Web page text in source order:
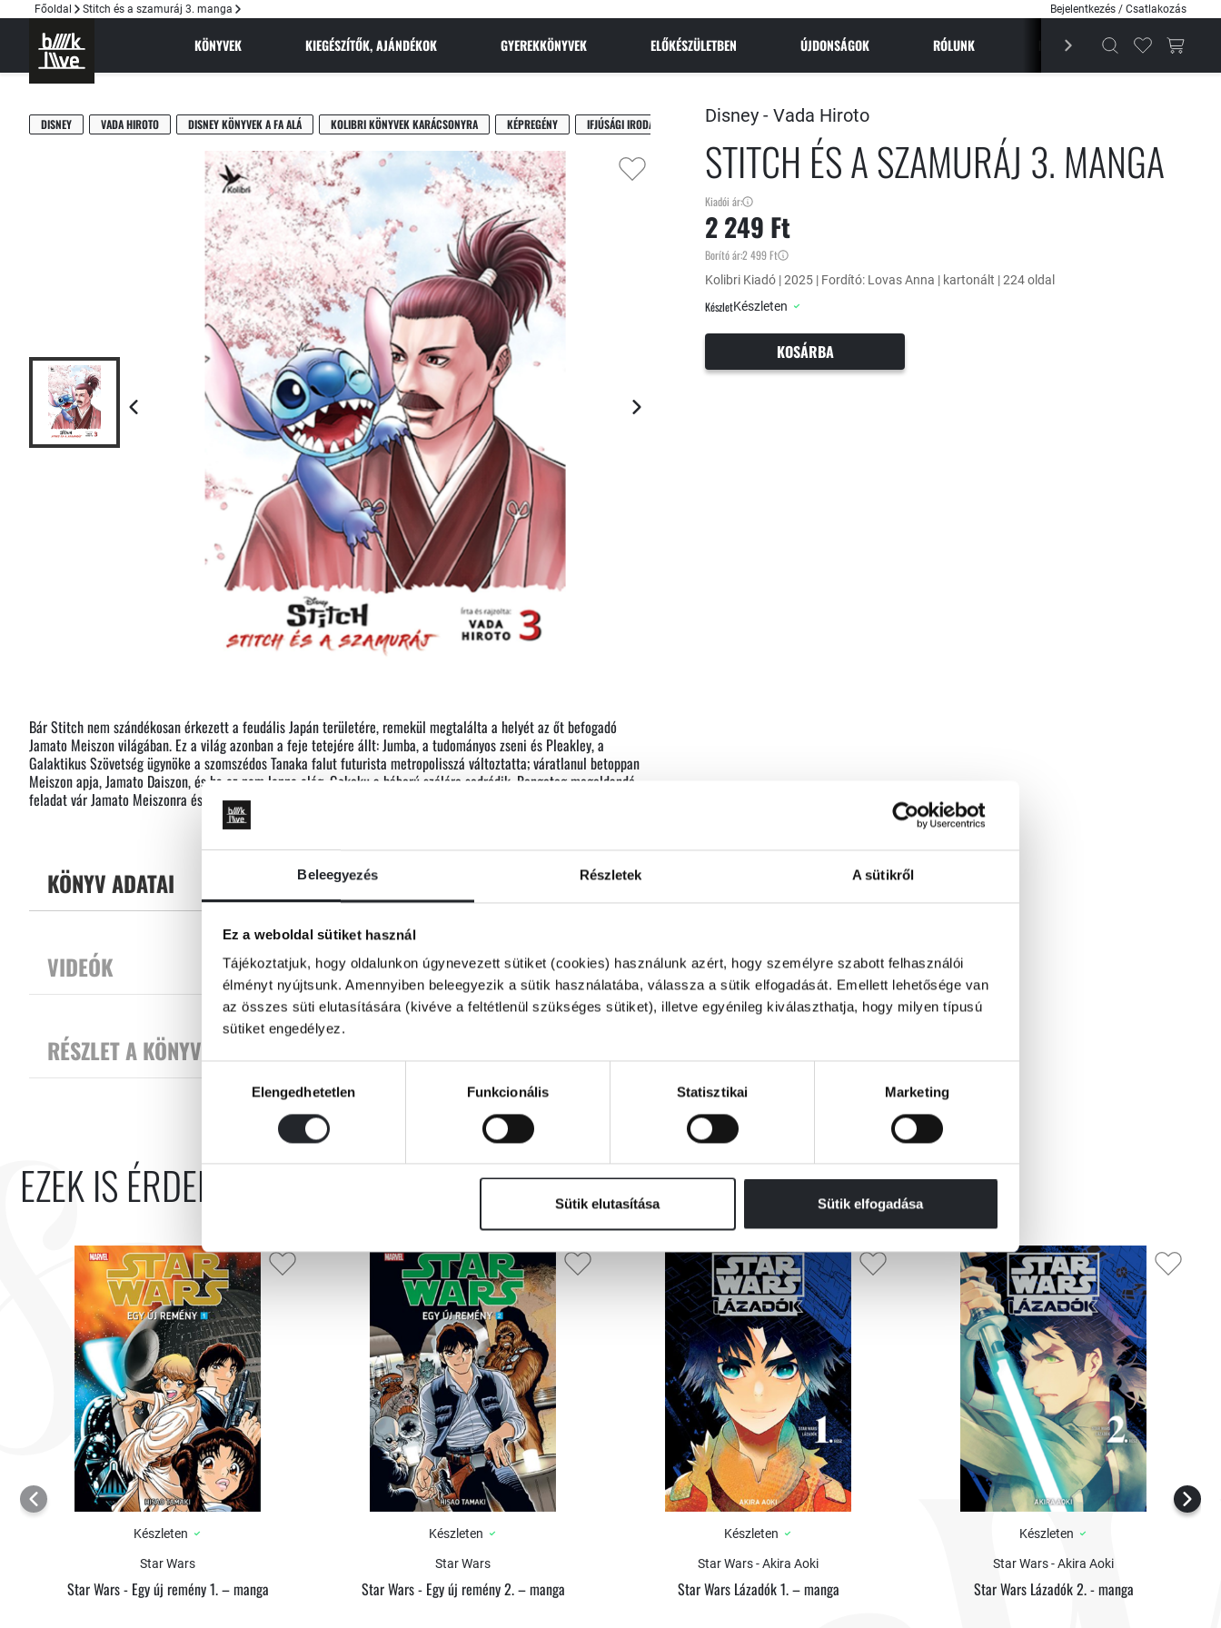
Beleegyezés Részletek A sütikről
Ez a weboldal sütiket használ
Tájékoztatjuk, hogy oldalunkon úgynevezett sütiket (cookies) használunk azért, hogy személyre szabott felhasználói
élményt nyújtsunk. Amennyiben beleegyezik a sütik használatába, válassza a sütik elfogadását. Emellett lehetősége van
az összes süti elutasítására (kivéve a feltétlenül szükséges sütiket), illetve egyénileg kiválaszthatja, hogy milyen típusú
sütiket engedélyez.
kiválasztásaElengedhetetlen Funkcionális Statisztikai Marketing
Sütik elutasítása Sütik elfogadása
Főoldal Stitch és a szamuráj 3. manga Bejelentkezés / Csatlakozás
KÖNYVEK KIEGÉSZÍTŐK, AJÁNDÉKOK GYEREKKÖNYVEK ELŐKÉSZÜLETBEN ÚJDONSÁGOK RÓLUNK BESTSELLEREK MAGAZIN
DISNEY VADA HIROTO DISNEY KÖNYVEK A FA ALÁ KOLIBRI KÖNYVEK KARÁCSONYRA KÉPREGÉNY IFJÚSÁGI IRODALOM
Bár Stitch nem szándékosan érkezett a feudális Japán területére, remekül megtalálta a helyét az őt befogadó
Jamato Meiszon világában. Ez a világ azonban a feje tetejére állt: Jumba, a tudományos zseni és Pleakley, a
Galaktikus Szövetség ügynöke a szomszédos Tanaka falut futurista metropolisszá változtatta; váratlanul betoppan
Meiszon apja, Jamato Daiszon, és ha ez nem lenne elég, Gekoku a háború szélére sodródik. Rengeteg megoldandó
feladat vár Jamato Meiszonra és Stitchre. Vajon lehetséges így számukra a boldog befejezés?
KÖNYV ADATAI
VIDEÓK
RÉSZLET A KÖNYVBŐL
Disney - Vada Hiroto
STITCH ÉS A SZAMURÁJ 3. MANGA
Kiadói ár:
2 249 Ft
Borító ár:2 499 Ft
Kolibri Kiadó | 2025 | Fordító: Lovas Anna | kartonált | 224 oldal
KészletKészleten
KOSÁRBA
EZEK IS ÉRDEKELHETNEK
Készleten
Star Wars
Star Wars - Egy új remény 1. – manga
Készleten
Star Wars
Star Wars - Egy új remény 2. – manga
Készleten
Star Wars - Akira Aoki
Star Wars Lázadók 1. – manga
Készleten
Star Wars - Akira Aoki
Star Wars Lázadók 2. - manga